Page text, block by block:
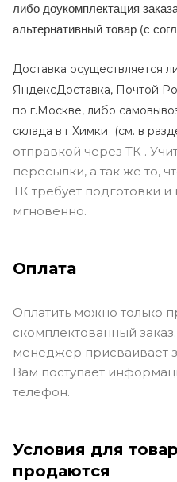
либо доукомплектация
альтернативный товар (с
Доставка осуществляется
ЯндексДоставка, Почтой
по г.Москве, либо
склада в г.Химки (см. в
отправкой через ТК .
пересылки, а так же то,
ТК требует подготовки
мгновенно.
Оплата
Оплатить можно только
скомплектованный
менеджер присваивает
Вам поступает
телефон.
Условия для
продаются